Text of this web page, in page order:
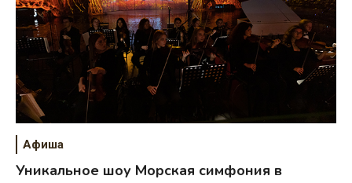
Афиша
Уникальное шоу Морская симфония в